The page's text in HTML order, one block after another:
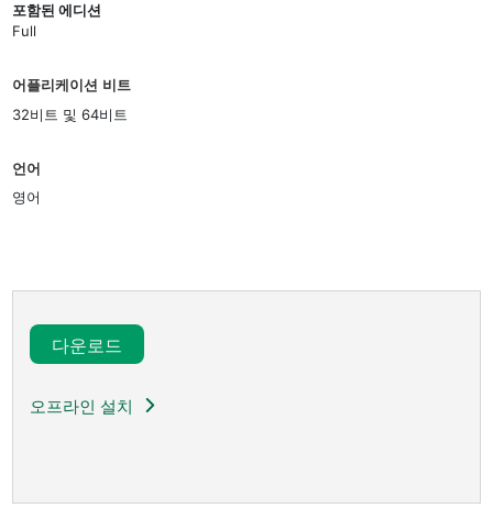
포함된 에디션
Full
어플리케이션 비트
32비트 및 64비트
언어
영어
다운로드​
오프라인 설치